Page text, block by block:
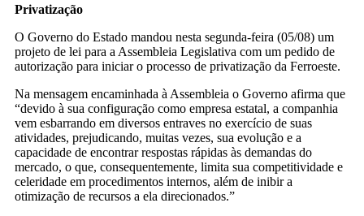
Privatização
O Governo do Estado mandou nesta segunda-feira (05/08) um
projeto de lei para a Assembleia Legislativa com um pedido de
autorização para iniciar o processo de privatização da Ferroeste.
Na mensagem encaminhada à Assembleia o Governo afirma que
“devido à sua configuração como empresa estatal, a companhia
vem esbarrando em diversos entraves no exercício de suas
atividades, prejudicando, muitas vezes, sua evolução e a
capacidade de encontrar respostas rápidas às demandas do
mercado, o que, consequentemente, limita sua competitividade e
celeridade em procedimentos internos, além de inibir a
otimização de recursos a ela direcionados.”